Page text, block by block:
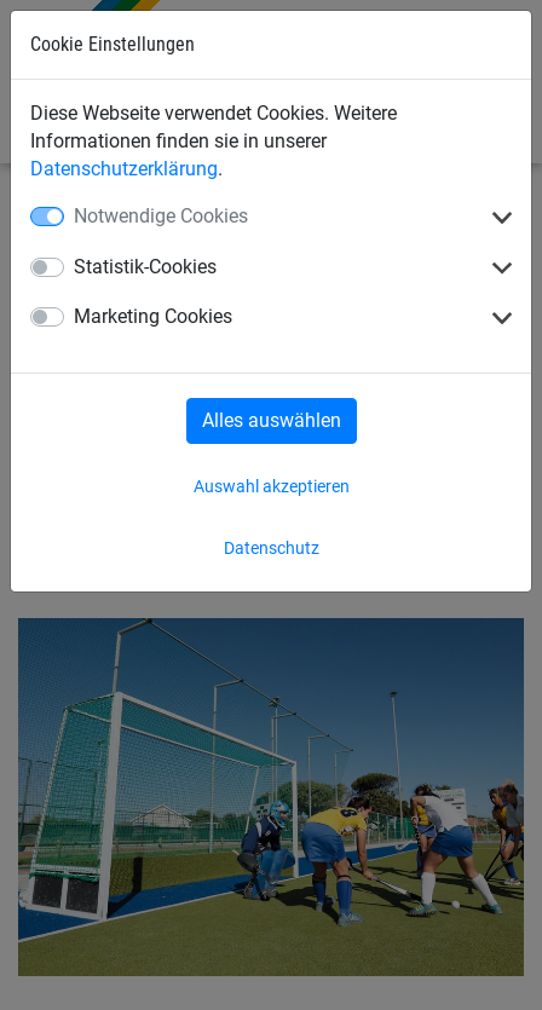
Cookie Einstellungen
Diese Webseite verwendet Cookies. Weitere
Informationen finden sie in unserer
Datenschutzerklärung.
Notwendige Cookies
Statistik-Cookies
Marketing Cookies
Datenschutz
Auswahl akzeptieren
Alles auswählen
Sportnetze Hockey-Tornetze
Feldhockey-Tornetz,
Polypropylen 3
mm,Maschenweite: 45 mm